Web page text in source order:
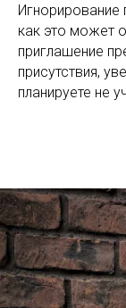
Игнорирование
как это может
приглашение
присутствия,
планируете не